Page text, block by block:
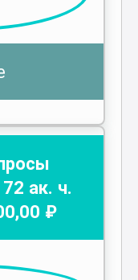
72 ак. ч.
,00 ₽